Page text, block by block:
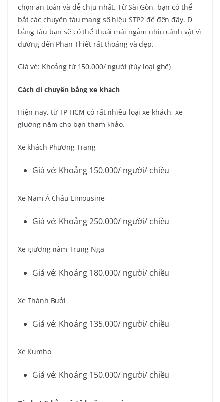
chọn an toàn và dễ chịu nhất. Từ Sài Gòn, bạn có thể
bắt các chuyến tàu mang số hiệu STP2 để đến đây. Đi
bằng tàu bạn sẽ có thể thoải mái ngắm nhìn cảnh vật vì
đường đến Phan Thiết rất thoáng và đẹp.
Giá vé: Khoảng từ 150.000/ người (tùy loại ghế)
Cách di chuyển bằng xe khách
Hiện nay, từ TP HCM có rất nhiều loại xe khách, xe
giường nằm cho bạn tham khảo.
Xe khách Phương Trang
Giá vé: Khoảng 150.000/ người/ chiều
Xe Nam Á Châu Limousine
Giá vé: Khoảng 250.000/ người/ chiều
Xe giường nằm Trung Nga
Giá vé: Khoảng 180.000/ người/ chiều
Xe Thành Bưởi
Giá vé: Khoảng 135.000/ người/ chiều
Xe Kumho
Giá vé: Khoảng 150.000/ người/ chiều